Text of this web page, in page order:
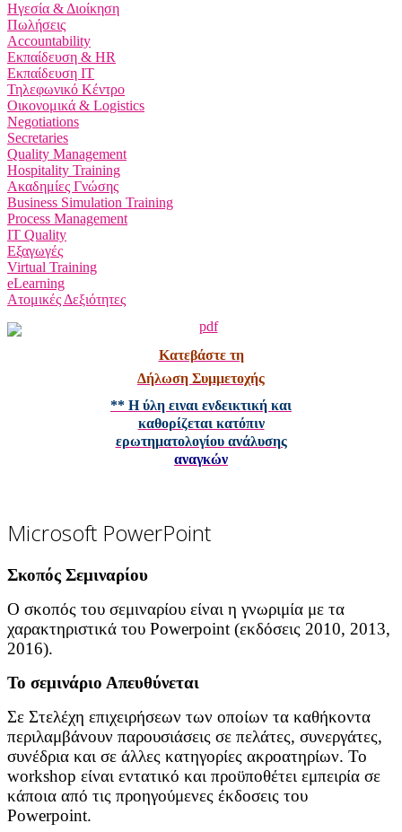
Ηγεσία & Διοίκηση
Πωλήσεις
Accountability
Εκπαίδευση & HR
Εκπαίδευση IT
Τηλεφωνικό Κέντρο
Οικονομικά & Logistics
Negotiations
Secretaries
Quality Management
Hospitality Training
Ακαδημίες Γνώσης
Business Simulation Training
Process Management
IT Quality
Εξαγωγές
Virtual Training
eLearning
Ατομικές Δεξιότητες
Κατεβάστε τη
Δήλωση Συμμετοχής
** Η ύλη ειναι ενδεικτική και
καθορίζεται κατόπιν
ερωτηματολογίου ανάλυσης
αναγκών
Microsoft PowerPoint
Σκοπός Σεμιναρίου
Ο σκοπός του σεμιναρίου είναι η γνωριμία με τα
χαρακτηριστικά του Powerpoint (εκδόσεις 2010, 2013,
2016).
Το σεμινάριο Απευθύνεται
Σε Στελέχη επιχειρήσεων των οποίων τα καθήκοντα
περιλαμβάνουν παρουσιάσεις σε πελάτες, συνεργάτες,
συνέδρια και σε άλλες κατηγορίες ακροατηρίων. Το
workshop είναι εντατικό και προϋποθέτει εμπειρία σε
κάποια από τις προηγούμενες έκδοσεις του
Powerpoint.